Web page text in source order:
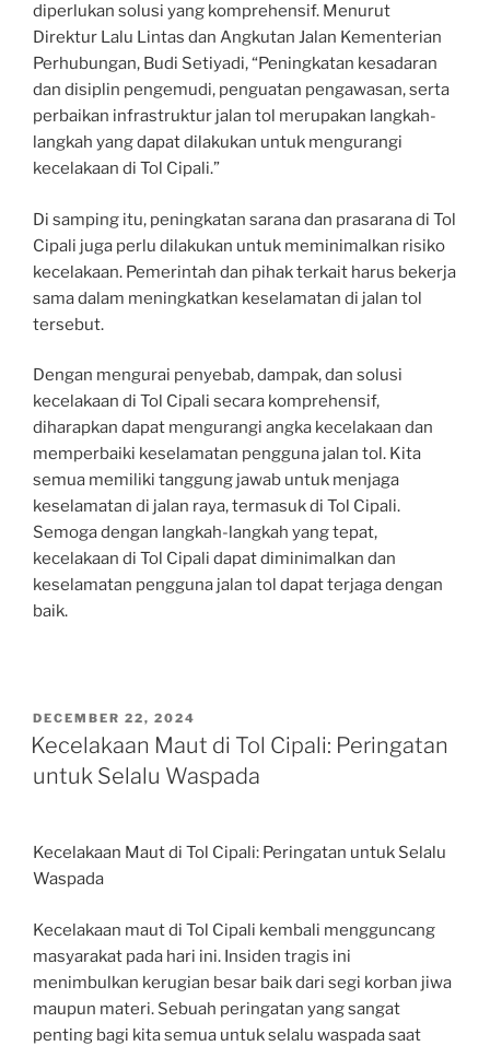
diperlukan solusi yang komprehensif. Menurut
Direktur Lalu Lintas dan Angkutan Jalan Kementerian
Perhubungan, Budi Setiyadi, “Peningkatan kesadaran
dan disiplin pengemudi, penguatan pengawasan, serta
perbaikan infrastruktur jalan tol merupakan langkah-
langkah yang dapat dilakukan untuk mengurangi
kecelakaan di Tol Cipali.”
Di samping itu, peningkatan sarana dan prasarana di Tol
Cipali juga perlu dilakukan untuk meminimalkan risiko
kecelakaan. Pemerintah dan pihak terkait harus bekerja
sama dalam meningkatkan keselamatan di jalan tol
tersebut.
Dengan mengurai penyebab, dampak, dan solusi
kecelakaan di Tol Cipali secara komprehensif,
diharapkan dapat mengurangi angka kecelakaan dan
memperbaiki keselamatan pengguna jalan tol. Kita
semua memiliki tanggung jawab untuk menjaga
keselamatan di jalan raya, termasuk di Tol Cipali.
Semoga dengan langkah-langkah yang tepat,
kecelakaan di Tol Cipali dapat diminimalkan dan
keselamatan pengguna jalan tol dapat terjaga dengan
baik.
POSTED
ON
DECEMBER 22, 2024
Kecelakaan Maut di Tol Cipali: Peringatan
untuk Selalu Waspada
Kecelakaan Maut di Tol Cipali: Peringatan untuk Selalu
Waspada
Kecelakaan maut di Tol Cipali kembali mengguncang
masyarakat pada hari ini. Insiden tragis ini
menimbulkan kerugian besar baik dari segi korban jiwa
maupun materi. Sebuah peringatan yang sangat
penting bagi kita semua untuk selalu waspada saat